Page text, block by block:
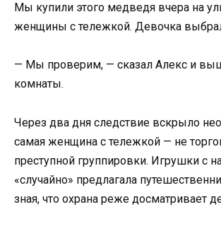
Мы купили этого медведя вчера на
женщины с тележкой. Девочка
— Мы проверим, — сказал Алекс и
комнаты.
Через два дня следствие вскрыло
самая женщина с тележкой — не
преступной группировки. Игрушки с
«случайно» предлагала
зная, что охрана реже досматривает